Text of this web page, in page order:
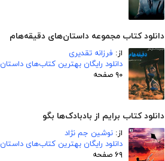
دانلود کتاب مجموعه داستان‌های دقیقه‌هام
از: فرزانه تقدیری
دانلود رایگان بهترین کتاب‌های داستان
۹۰ صفحه
دانلود کتاب برایم از بادبادک‌ها بگو
از: نوشین جم نژاد
دانلود رایگان بهترین کتاب‌های داستان
۶۹ صفحه